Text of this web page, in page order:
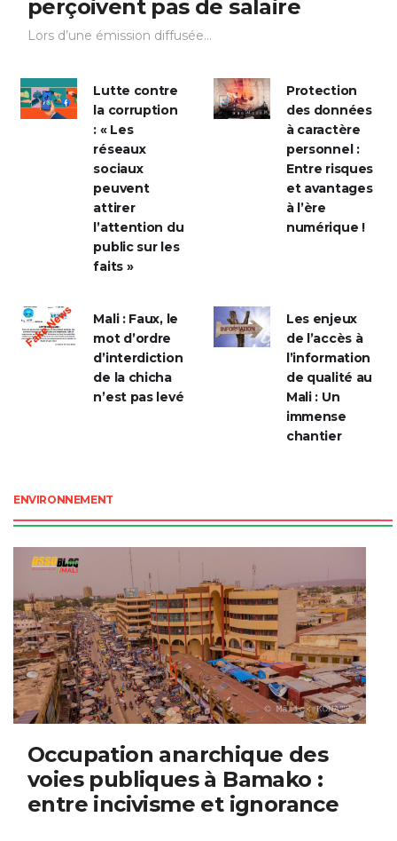
perçoivent pas de salaire
Lors d’une émission diffusée...
Lutte contre
la corruption
: « Les
réseaux
sociaux
peuvent
attirer
l’attention du
public sur les
faits »
Protection
des données
à caractère
personnel :
Entre risques
et avantages
à l’ère
numérique !
Mali : Faux, le
mot d’ordre
d’interdiction
de la chicha
n’est pas levé
Les enjeux
de l’accès à
l’information
de qualité au
Mali : Un
immense
chantier
ENVIRONNEMENT
Occupation anarchique des
voies publiques à Bamako :
entre incivisme et ignorance